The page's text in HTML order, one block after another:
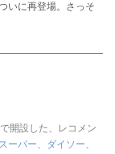
いに再登場。さっそ
開設した、レコメン
ーパー、 ダイソー、